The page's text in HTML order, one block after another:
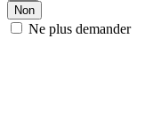
Non
Ne plus demander